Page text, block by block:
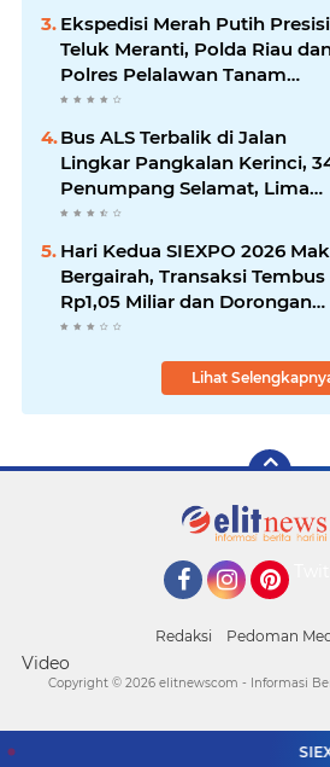
Ekspedisi Merah Putih
Teluk Meranti, Polda Riau
Polres Pelalawan Tanam
Mangrove Demi Negeri
Bus ALS Terbalik di Jalan
Lingkar Pangkalan Kerinci,
Penumpang Selamat, Lima
Alami Luka Ringan
Hari Kedua SIEXPO 2026
Bergairah, Transaksi Tembus
Rp1,05 Miliar dan Dorongan
Palm Oil Institute Menguat
Lihat
Redaksi Pedoman
Video
Copyright © 2026 elitnewscom - Informasi